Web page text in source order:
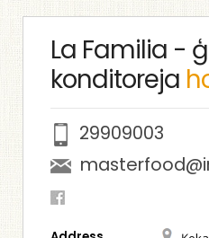
La Familia -
konditoreja
29909003